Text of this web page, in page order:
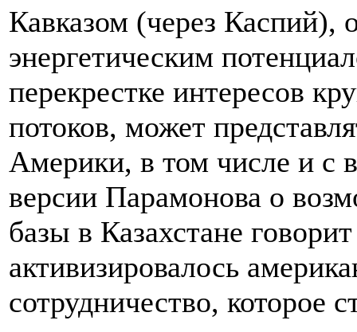
Кавказом (через
энергетическим
перекрестке интересов
потоков, может
Америки, в том числе и с
версии Парамонова о
базы в Казахстане
активизировалось
сотрудничество, которое